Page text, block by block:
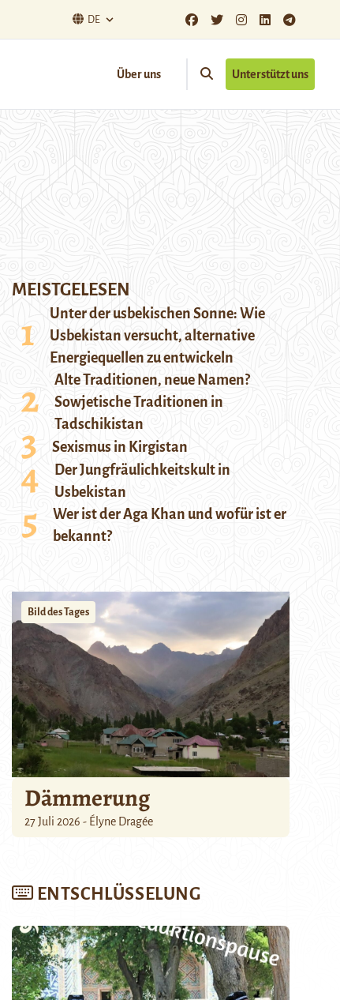
DE
Über uns Unterstützt uns
MEISTGELESEN
Unter der usbekischen Sonne: Wie
Usbekistan versucht, alternative
Energiequellen zu entwickeln
Alte Traditionen, neue Namen?
Sowjetische Traditionen in
Tadschikistan
Sexismus in Kirgistan
Der Jungfräulichkeitskult in
Usbekistan
Wer ist der Aga Khan und wofür ist er
bekannt?
Bild des Tages
Dämmerung
27 Juli 2026 - Élyne Dragée
ENTSCHLÜSSELUNG